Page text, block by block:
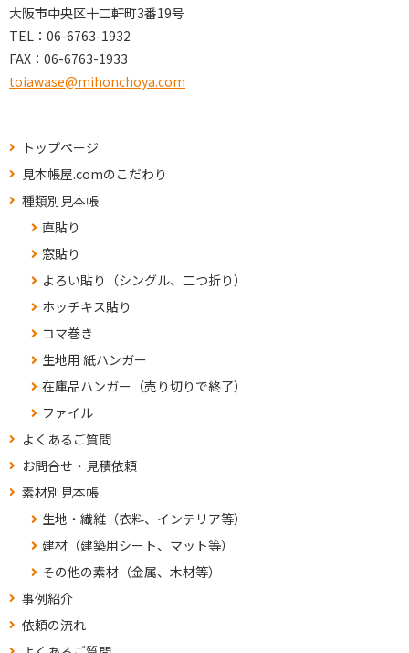
大阪市中央区十二軒町3番19号
TEL： 06-6763-1932
FAX： 06-6763-1933
toiawase@mihonchoya.com
トップページ
見本帳屋.comのこだわり
種類別見本帳
直貼り
窓貼り
よろい貼り（シングル、二つ折り）
ホッチキス貼り
コマ巻き
生地用 紙ハンガー
在庫品ハンガー（売り切りで終了）
ファイル
よくあるご質問
お問合せ・見積依頼
素材別見本帳
生地・繊維（衣料、インテリア等）
建材（建築用シート、マット等）
その他の素材（金属、木材等）
事例紹介
依頼の流れ